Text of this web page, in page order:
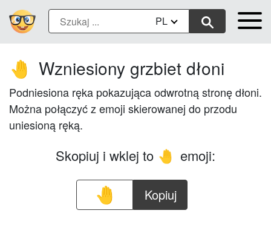
PL
🤚 Wzniesiony grzbiet dłoni
Podniesiona ręka pokazująca odwrotną stronę dłoni.
Można połączyć z emoji skierowanej do przodu
uniesioną ręką.
Skopiuj i wklej to 🤚 emoji:
Kopiuj